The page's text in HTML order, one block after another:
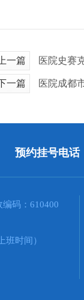
上一篇 医院史赛
一篇 医院成都
预约挂号电话
码：610400
班时间）